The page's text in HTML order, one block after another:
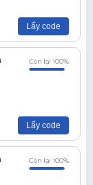
Lấy code
Còn lại 100%
Lấy code
Còn lại 100%